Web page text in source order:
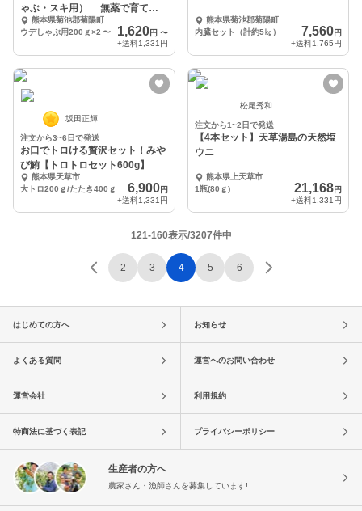
ゃぶ・スキ用） 無薬で育てた
香心ポーク
熊本県菊池郡菊陽町
ウデしゃぶ用200ｇ×2 〜 1,620円 〜
+送料1,331円
熊本県菊池郡菊陽町
内臓セット（計約5㎏）
7,560円
+送料1,765円
坂田正輝
注文から3~6日で発送
お口でトロける贅沢セット！みや
び鮪【トロトロセット600g】
熊本県天草市
大トロ200ｇ/たたき400ｇ
6,900円
+送料1,331円
松尾秀和
注文から1~2日で発送
【4本セット】天草湯島の天然塩
ウニ
熊本県上天草市
1瓶(80ｇ)
21,168円
+送料1,331円
121-160表示/3207件中
2 3 4 5 6
はじめての方へ お知らせ
よくある質問 運営へのお問い合わせ
運営会社 利用規約
特商法に基づく表記 プライバシーポリシー
生産者の方へ
農家さん・漁師さんを募集しています!